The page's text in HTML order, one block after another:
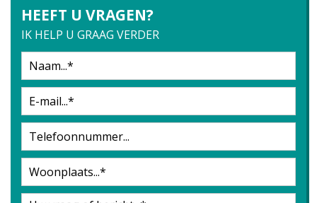
HEEFT U VRAGEN?
IK HELP U GRAAG VERDER